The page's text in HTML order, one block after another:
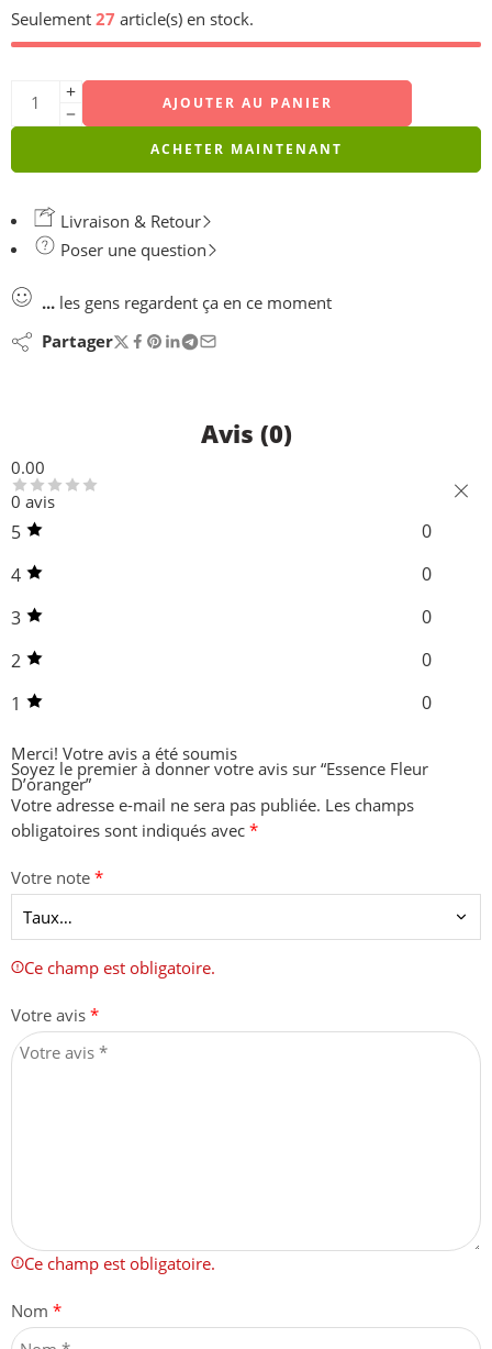
Seulement 27 article(s) en stock.
AJOUTER AU PANIER
ACHETER MAINTENANT
Livraison & Retour
Poser une question
... les gens regardent ça en ce moment
Partager
Avis (0)
0.00
0 avis
5
0
4
0
3
0
2
0
1
0
Merci! Votre avis a été soumis
Soyez le premier à donner votre avis sur “Essence Fleur
D’oranger”
Votre adresse e-mail ne sera pas publiée. Les champs
obligatoires sont indiqués avec *
Votre note *
Ce champ est obligatoire.
Votre avis *
Ce champ est obligatoire.
Nom *